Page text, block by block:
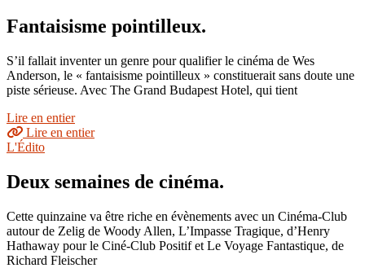
Fantaisisme pointilleux.
S’il fallait inventer un genre pour qualifier le cinéma de Wes
Anderson, le « fantaisisme pointilleux » constituerait sans doute une
piste sérieuse. Avec The Grand Budapest Hotel, qui tient
Lire en entier
Lire en entier
L'Édito
Deux semaines de cinéma.
Cette quinzaine va être riche en évènements avec un Cinéma-Club
autour de Zelig de Woody Allen, L’Impasse Tragique, d’Henry
Hathaway pour le Ciné-Club Positif et Le Voyage Fantastique, de
Richard Fleischer